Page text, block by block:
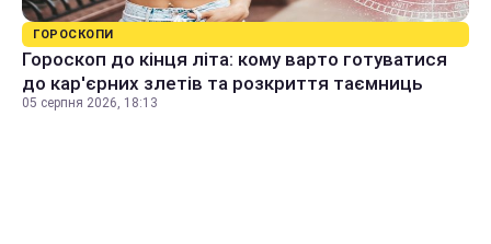
ГОРОСКОПИ
Гороскоп до кінця літа: кому варто готуватися
до кар'єрних злетів та розкриття таємниць
05 серпня 2026, 18:13